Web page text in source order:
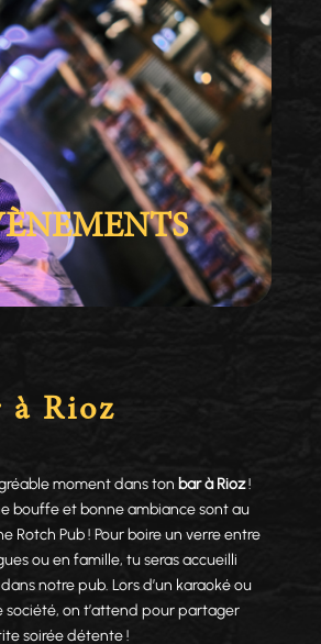
à Rioz
moment dans ton bar à Rioz!
bouffe et bonne ambiance sont au
Rotch Pub ! Pour boire un verre entre
ou en famille, tu seras accueilli
notre pub. Lors d’un karaoké ou
société, on t’attend pour partager
soirée détente !